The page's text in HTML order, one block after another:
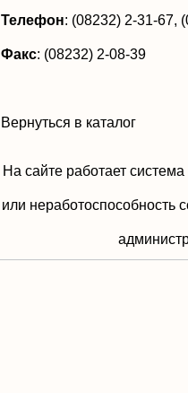
Телефон: (08232) 2-31-67,
Факс: (08232) 2-08-39
Вернуться в каталог
На сайте работает
или неработоспособность